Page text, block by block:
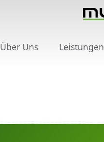
Über Uns Leistungen